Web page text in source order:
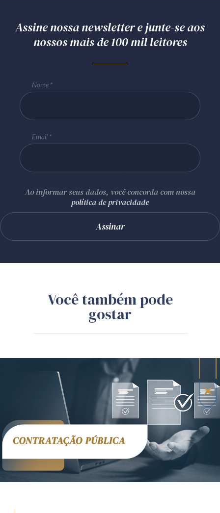
Assine nossa newsletter e junte-se aos
nossos mais de 100 mil leitores
Nome
Email
Ao informar seus dados, você concorda com nossa
política de privacidade
Você também pode
gostar